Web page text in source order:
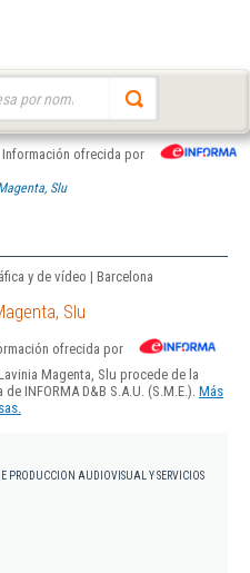
Información ofrecida por
Slu
y de vídeo | Barcelona
Slu
ofrecida por
Magenta, Slu procede de la
INFORMA D&B S.A.U. (S.M.E.). Más
PRODUCCION AUDIOVISUAL Y SERVICIOS